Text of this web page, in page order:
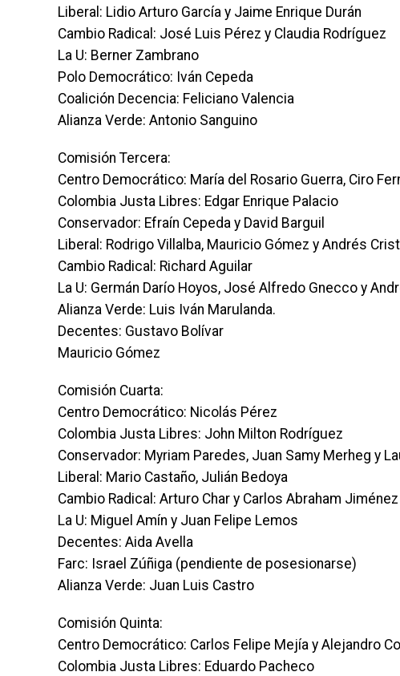
Liberal: Lidio Arturo García y Jaime Enrique Durán
Cambio Radical: José Luis Pérez y Claudia Rodríguez
La U: Berner Zambrano
Polo Democrático: Iván Cepeda
Coalición Decencia: Feliciano Valencia
Alianza Verde: Antonio Sanguino
Comisión Tercera:
Centro Democrático: María del Rosario Guerra, Ciro
Colombia Justa Libres: Edgar Enrique Palacio
Conservador: Efraín Cepeda y David Barguil
Liberal: Rodrigo Villalba, Mauricio Gómez y Andrés
Cambio Radical: Richard Aguilar
La U: Germán Darío Hoyos, José Alfredo Gnecco y
Alianza Verde: Luis Iván Marulanda.
Decentes: Gustavo Bolívar
Mauricio Gómez
Comisión Cuarta:
Centro Democrático: Nicolás Pérez
Colombia Justa Libres: John Milton Rodríguez
Conservador: Myriam Paredes, Juan Samy Merheg y
Liberal: Mario Castaño, Julián Bedoya
Cambio Radical: Arturo Char y Carlos Abraham Jiménez
La U: Miguel Amín y Juan Felipe Lemos
Decentes: Aida Avella
Farc: Israel Zúñiga (pendiente de posesionarse)
Alianza Verde: Juan Luis Castro
Comisión Quinta:
Centro Democrático: Carlos Felipe Mejía y Alejandro
Colombia Justa Libres: Eduardo Pacheco